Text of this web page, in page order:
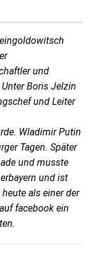
und
Boris Jelzin
und Leiter
Wladimir Putin
Tagen. Später
und musste
und ist
als einer der
facebook ein